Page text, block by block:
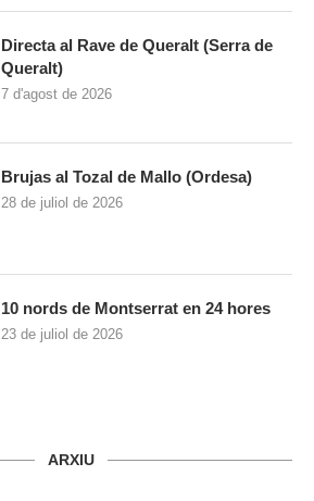
Directa al Rave de Queralt (Serra de
Queralt)
7 d'agost de 2026
Brujas al Tozal de Mallo (Ordesa)
28 de juliol de 2026
10 nords de Montserrat en 24 hores
23 de juliol de 2026
ARXIU